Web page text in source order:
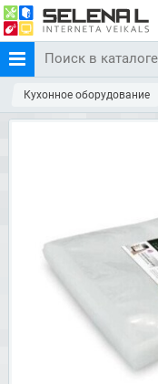
Кухонное оборудование